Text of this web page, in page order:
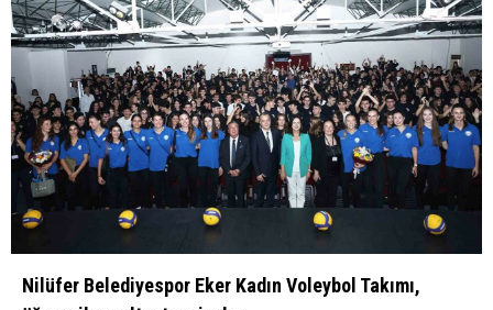
Nilüfer Belediyespor Eker Kadın Voleybol Takımı,